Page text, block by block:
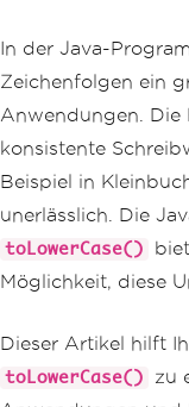
In der Java-
Zeichenfolgen ein
Anwendungen. Die
konsistente
Beispiel in
unerlässlich. Die
toLowerCase()
Möglichkeit, diese
Dieser Artikel hilft
toLowerCase()
zu